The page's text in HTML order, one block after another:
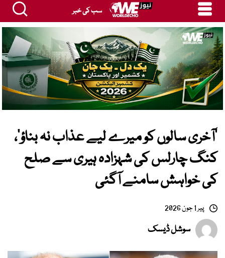
سب کی خبر
’آخری سالوں کو میرے لیے عذاب نہ بناؤ‘،
کنگ چارلس کی شہزادہ ہیری سے صلح
کی خواہش سامنے آگئی
پیر 1 جون 2026
سوشل ڈیسک